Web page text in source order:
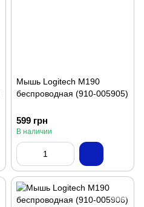
Мышь Logitech M190
беспроводная (910-005905)
599 грн
В наличии